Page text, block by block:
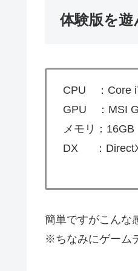
体験版を遊
CPU ：Core
GPU ：MSI
メモリ：16GB
DX ：
簡単ですがこんな
※ちなみにゲーム